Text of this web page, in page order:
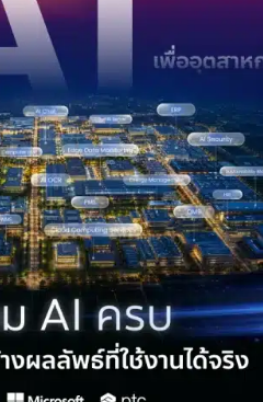
ให้คำปรึก
OT หรือ AI เราจะ
Transformation ฟรี